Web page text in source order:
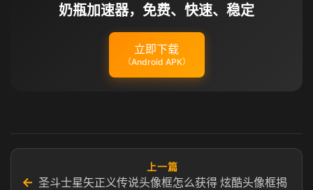
奶瓶加速器，免费、快速、稳定
立即下载
（Android APK）
←
上一篇
圣斗士星矢正义传说头像框怎么获得 炫酷头像框揭